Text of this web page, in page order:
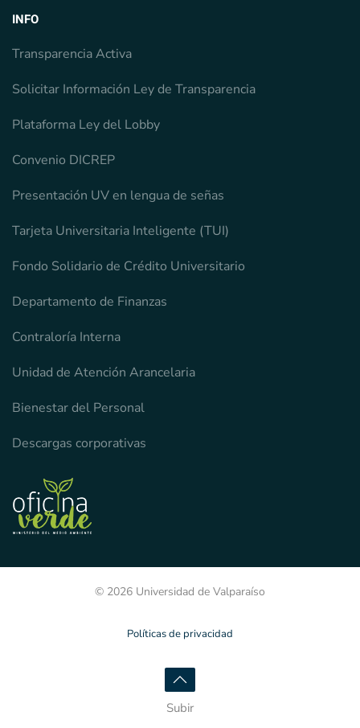
INFO
Transparencia Activa
Solicitar Información Ley de Transparencia
Plataforma Ley del Lobby
Convenio DICREP
Presentación UV en lengua de señas
Tarjeta Universitaria Inteligente (TUI)
Fondo Solidario de Crédito Universitario
Departamento de Finanzas
Contraloría Interna
Unidad de Atención Arancelaria
Bienestar del Personal
Descargas corporativas
© 2026 Universidad de Valparaíso
Políticas de privacidad
Subir